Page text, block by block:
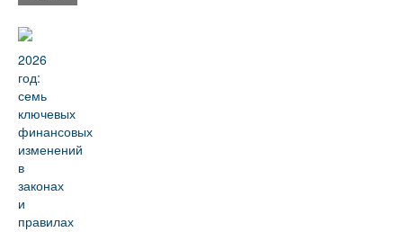
2026
год:
семь
ключевых
финансовых
изменений
в
законах
и
правилах